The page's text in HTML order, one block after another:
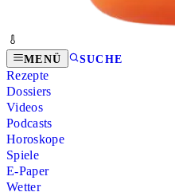
MENÜ SUCHE
Rezepte
Dossiers
Videos
Podcasts
Horoskope
Spiele
E-Paper
Wetter